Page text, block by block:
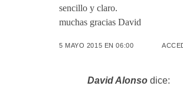
sencillo y claro.
muchas gracias David
5 MAYO 2015 EN 06:00
David Alonso dice: